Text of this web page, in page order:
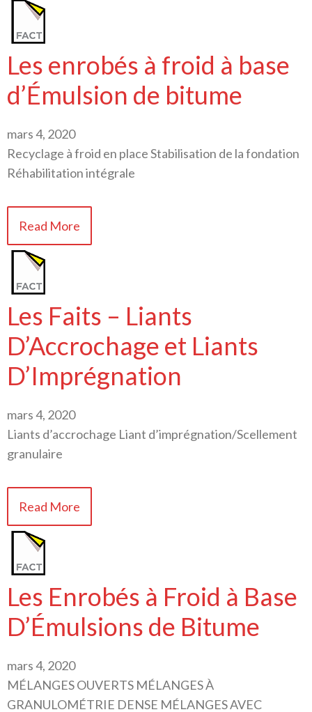
Les enrobés à froid à base
d’Émulsion de bitume
mars 4, 2020
Recyclage à froid en place Stabilisation de la fondation
Réhabilitation intégrale
Read More
Les Faits – Liants
D’Accrochage et Liants
D’Imprégnation
mars 4, 2020
Liants d’accrochage Liant d’imprégnation/Scellement
granulaire
Read More
Les Enrobés à Froid à Base
D’Émulsions de Bitume
mars 4, 2020
MÉLANGES OUVERTS MÉLANGES À
GRANULOMÉTRIE DENSE MÉLANGES AVEC